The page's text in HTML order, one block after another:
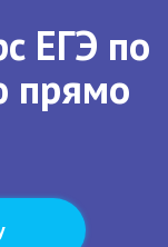
ЕГЭ по
прямо